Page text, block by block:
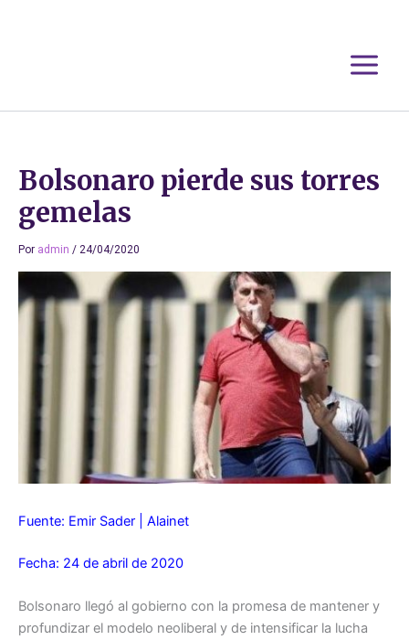
Bolsonaro pierde sus torres
gemelas
Por admin / 24/04/2020
Fuente: Emir Sader | Alainet
Fecha: 24 de abril de 2020
Bolsonaro llegó al gobierno con la promesa de mantener y
profundizar el modelo neoliberal y de intensificar la lucha